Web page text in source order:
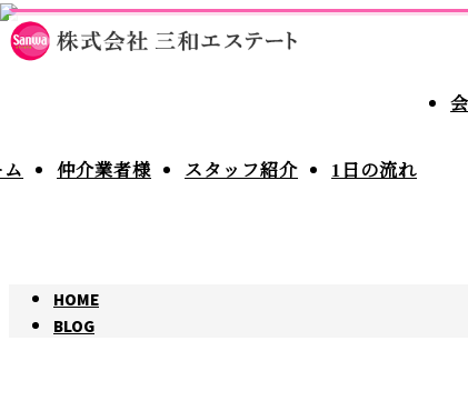
仲介業者様 スタッフ紹介 1日の流れ
新
HOME
BLOG